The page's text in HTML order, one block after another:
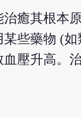
癒其根本
些藥物 (
壓升高。